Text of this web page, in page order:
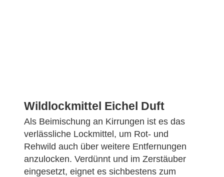
Wildlockmittel Eichel Duft
Als Beimischung an Kirrungen ist es das
verlässliche Lockmittel, um Rot- und
Rehwild auch über weitere Entfernungen
anzulocken. Verdünnt und im Zerstäuber
eingesetzt, eignet es sichbestens zum